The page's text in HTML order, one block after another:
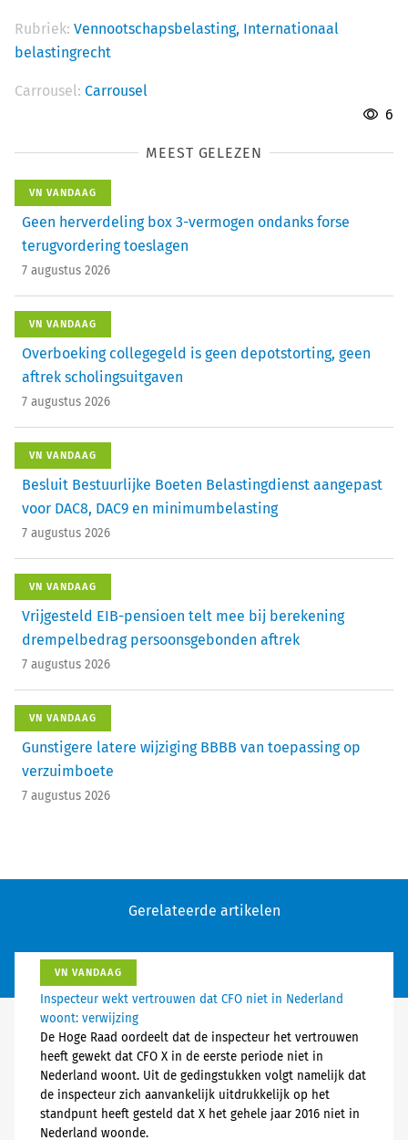
Rubriek: Vennootschapsbelasting, Internationaal
belastingrecht
Carrousel: Carrousel
6
MEEST GELEZEN
VN VANDAAG
Geen herverdeling box 3-vermogen ondanks forse
terugvordering toeslagen
7 augustus 2026
VN VANDAAG
Overboeking collegegeld is geen depotstorting, geen
aftrek scholingsuitgaven
7 augustus 2026
VN VANDAAG
Besluit Bestuurlijke Boeten Belastingdienst aangepast
voor DAC8, DAC9 en minimumbelasting
7 augustus 2026
VN VANDAAG
Vrijgesteld EIB-pensioen telt mee bij berekening
drempelbedrag persoonsgebonden aftrek
7 augustus 2026
VN VANDAAG
Gunstigere latere wijziging BBBB van toepassing op
verzuimboete
7 augustus 2026
Gerelateerde artikelen
VN VANDAAG
Inspecteur wekt vertrouwen dat CFO niet in Nederland
woont: verwijzing
De Hoge Raad oordeelt dat de inspecteur het vertrouwen
heeft gewekt dat CFO X in de eerste periode niet in
Nederland woont. Uit de gedingstukken volgt namelijk dat
de inspecteur zich aanvankelijk uitdrukkelijk op het
standpunt heeft gesteld dat X het gehele jaar 2016 niet in
Nederland woonde.